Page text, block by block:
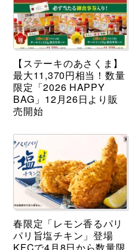
【ステーキのあさくま】
最大11,370円相当！数量
限定「2026 HAPPY
BAG」12月26日より販
売開始
春限定「レモン香るパリ
パリ旨塩チキン」登場